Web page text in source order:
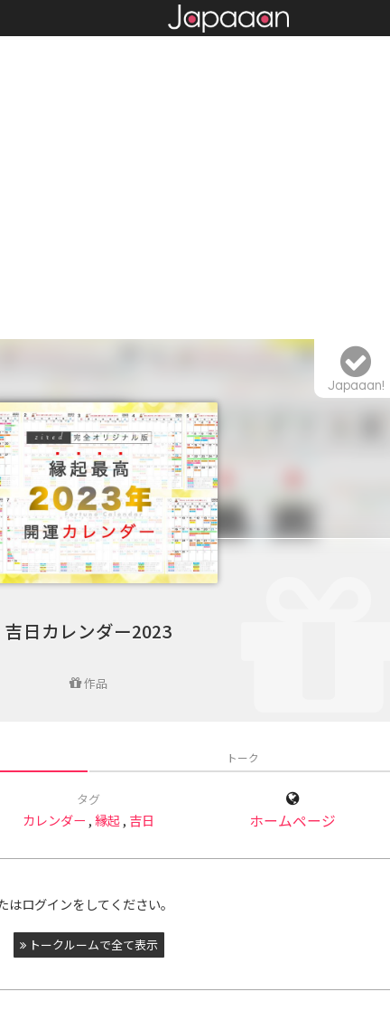
吉日カレンダー2023
作品
Japaaan!
トーク
タグ
カレンダー ,縁起, 吉日 ホームページ
ログインをしてください。
トークルームで全て表示